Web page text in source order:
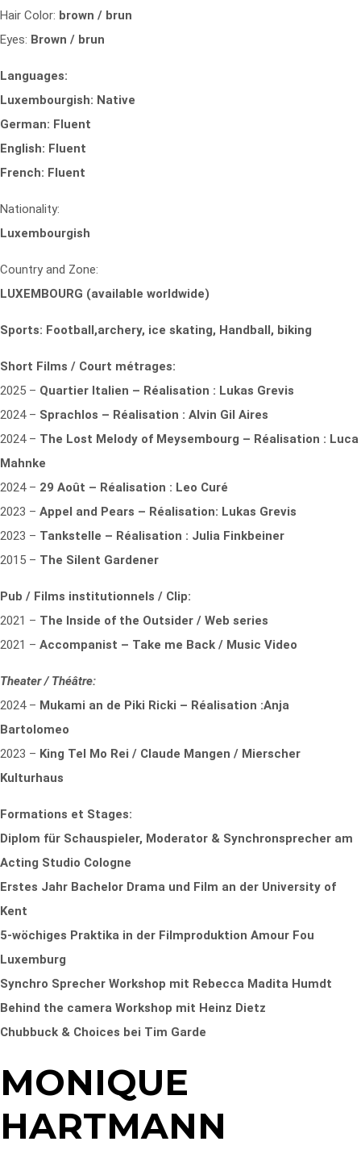
Hair Color: brown / brun
Eyes: Brown / brun
Languages:
Luxembourgish: Native
German: Fluent
English: Fluent
French: Fluent
Nationality:
Luxembourgish
Country and Zone:
LUXEMBOURG (available worldwide)
Sports: Football,archery, ice skating, Handball, biking
Short Films / Court métrages:
2025 – Quartier Italien – Réalisation : Lukas Grevis
2024 – Sprachlos – Réalisation : Alvin Gil Aires
2024 – The Lost Melody of Meysembourg – Réalisation : Luca
Mahnke
2024 – 29 Août – Réalisation : Leo Curé
2023 – Appel and Pears – Réalisation: Lukas Grevis
2023 – Tankstelle – Réalisation : Julia Finkbeiner
2015 – The Silent Gardener
Pub / Films institutionnels / Clip:
2021 – The Inside of the Outsider / Web series
2021 – Accompanist – Take me Back / Music Video
Theater / Théâtre:
2024 – Mukami an de Piki Ricki – Réalisation :Anja
Bartolomeo
2023 – King Tel Mo Rei / Claude Mangen / Mierscher
Kulturhaus
Formations et Stages:
Diplom für Schauspieler, Moderator & Synchronsprecher am
Acting Studio Cologne
Erstes Jahr Bachelor Drama und Film an der University of
Kent
5-wöchiges Praktika in der Filmproduktion Amour Fou
Luxemburg
Synchro Sprecher Workshop mit Rebecca Madita Humdt
Behind the camera Workshop mit Heinz Dietz
Chubbuck & Choices bei Tim Garde
MONIQUE
HARTMANN